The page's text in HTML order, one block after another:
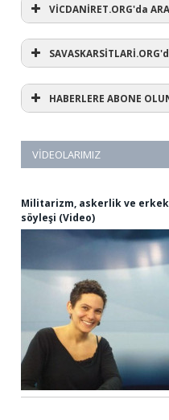
VİCDANİRET.ORG'da ARA
HABERLERE ABONE
VIDEOLARIMIZ
Militarizm, askerlik ve
söyleşi (Video)